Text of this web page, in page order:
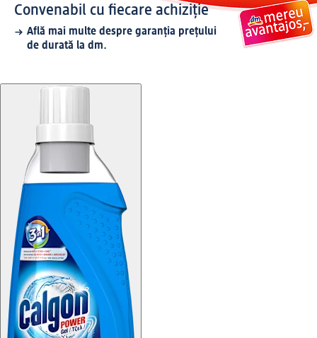
Convenabil cu fiecare achiziție
Află mai multe despre garanția prețului
de durată la dm.